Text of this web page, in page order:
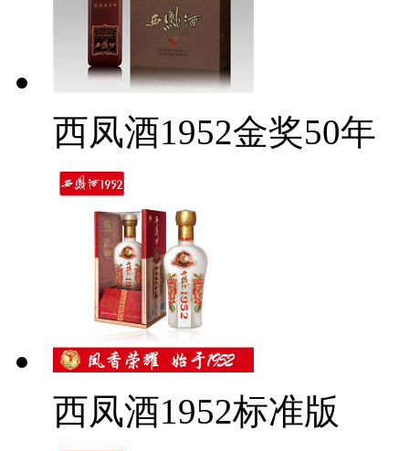
西凤酒1952金奖50年
西凤酒1952标准版